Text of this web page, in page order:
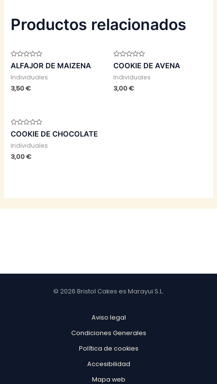
CHOCOLATE
Productos relacionados
Valorado
con
0
de
5
ALFAJOR DE MAIZENA
Individuales
3,50€
Valorado
con
0
de
5
COOKIE DE AVENA
Individuales
3,00€
Valorado
con
0
de
5
COOKIE DE CHOCOLATE
Individuales
3,00€
© 2026 Bristol Cakes es Marayui S.L.
Aviso legal
Condiciones Generales
Política de cookies
Accesibilidad
Mapa web